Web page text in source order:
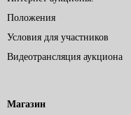
Положения
Условия для участников
Видеотрансляция аукциона
Магазин